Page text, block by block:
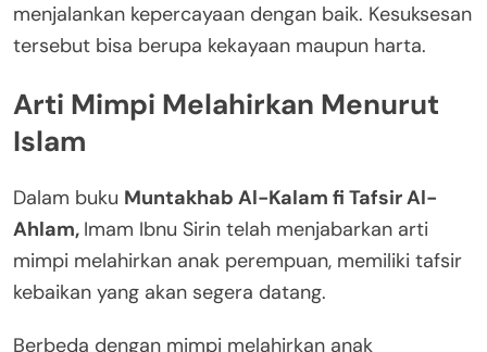
menjalankan kepercayaan dengan baik. Kesuksesan
tersebut bisa berupa kekayaan maupun harta.
Arti Mimpi Melahirkan Menurut
Islam
Dalam buku Muntakhab Al-Kalam fi Tafsir Al-
Ahlam, Imam Ibnu Sirin telah menjabarkan arti
mimpi melahirkan anak perempuan, memiliki tafsir
kebaikan yang akan segera datang.
Berbeda dengan mimpi melahirkan anak